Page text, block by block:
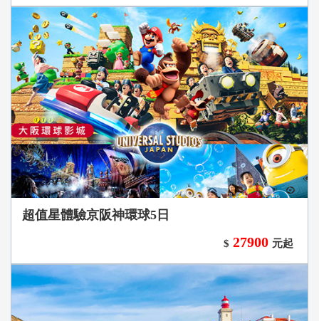
超值星體驗京阪神環球5日
$ 27900 元起